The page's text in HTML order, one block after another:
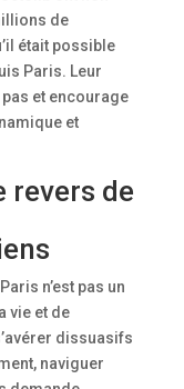
de
était possible
Paris. Leur
et encourage
et
revers de
n’est pas un
vie et de
dissuasifs
naviguer